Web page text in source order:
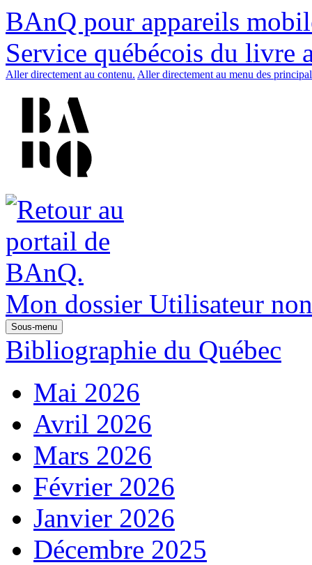
BAnQ pour appareils
Service québécois du livre
Aller directement au contenu. Aller directement au menu des
Mon dossier Utilisateur
Sous-menu
Bibliographie du Québec
Mai 2026
Avril 2026
Mars 2026
Février 2026
Janvier 2026
Décembre 2025